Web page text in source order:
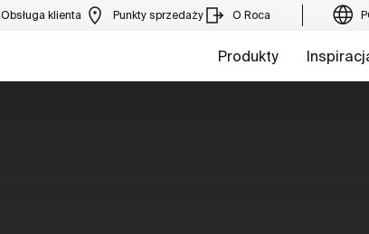
Obsługa klienta Punkty sprzedaży O Roca
Produkty